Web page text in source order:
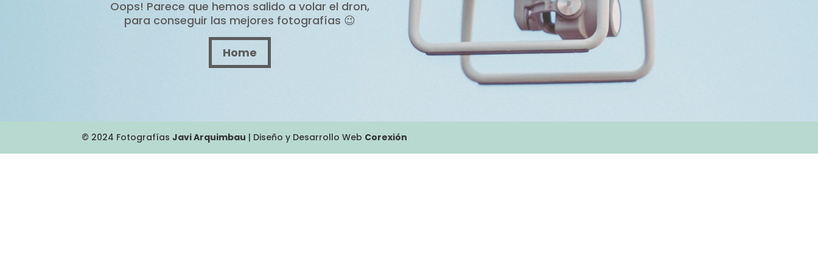
Oops! Parece que hemos salido a volar el dron,
para conseguir las mejores fotografías 😉
Home
© 2024 FotografíasJavi Arquimbau | Diseño y Desarrollo Web Corexión